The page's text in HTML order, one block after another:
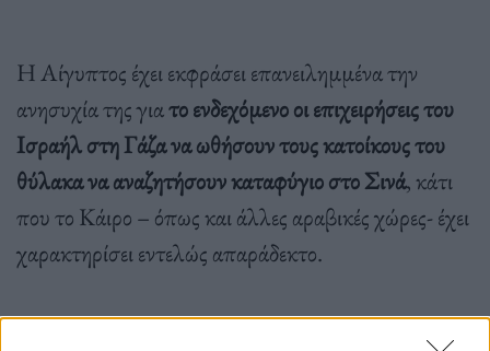
Η Αίγυπτος έχει εκφράσει επανειλημμένα την
ανησυχία της γιατο ενδεχόμενο οι επιχειρήσεις του
Ισραήλ στη Γάζα να ωθήσουν τους κατοίκους του
θύλακα να αναζητήσουν καταφύγιο στο Σινά, κάτι
που το Κάιρο – όπως και άλλες αραβικές χώρες- έχει
χαρακτηρίσει εντελώς απαράδεκτο.